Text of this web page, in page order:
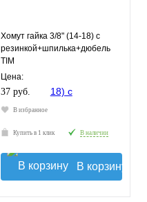
Хомут гайка 3/8" (14-18) с
резинкой+шпилька+дюбель
TIM
Цена:
37 руб.
В избранное
Купить в 1 клик В наличии
В корзину